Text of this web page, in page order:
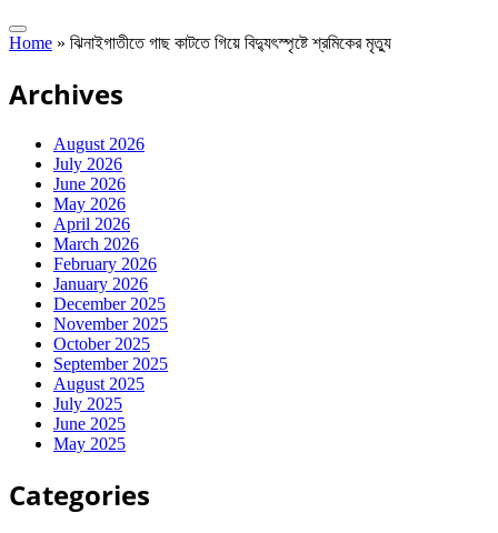
Home » ঝিনাইগাতীতে গাছ কাটতে গিয়ে বিদ্যুৎস্পৃষ্টে শ্রমিকের মৃত্যু
Archives
August 2026
July 2026
June 2026
May 2026
April 2026
March 2026
February 2026
January 2026
December 2025
November 2025
October 2025
September 2025
August 2025
July 2025
June 2025
May 2025
Categories